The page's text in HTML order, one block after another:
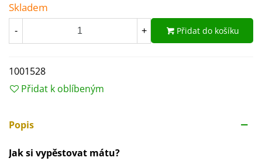
Skladem
- + Přidat do košíku
1001528
Přidat k oblíbeným
Popis
Jak si vypěstovat mátu?